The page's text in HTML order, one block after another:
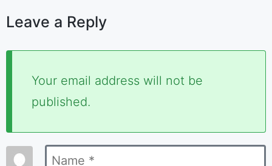
Leave a Reply
Your email address will not be
published.
Required
marked
Name